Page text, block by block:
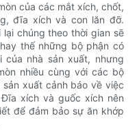
của các mắt xích, chốt,
đĩa xích và con lăn đỡ.
chúng theo thời gian sẽ
thế những bộ phận có
của nhà sản xuất, nhưng
nhiều cùng với các bộ
xuất cảnh báo về việc
xích và guốc xích nên
để đảm bảo sự ăn khớp